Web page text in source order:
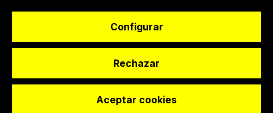
© Dashboard Technologies S.L
Configurar
Rechazar
Aceptar cookies